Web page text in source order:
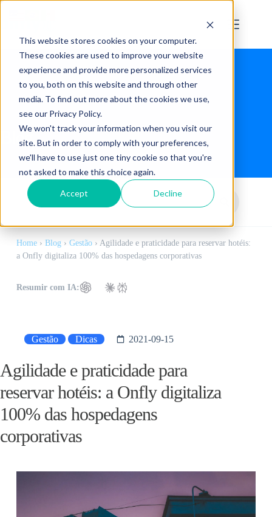
This website stores cookies on your computer.
These cookies are used to improve your website
experience and provide more personalized services
to you, both on this website and through other
media. To find out more about the cookies we use,
see our Privacy Policy.
We won't track your information when you visit our
site. But in order to comply with your preferences,
we'll have to use just one tiny cookie so that you're
not asked to make this choice again.
Accept Decline
Blog
Home› Blog› Gestão› Agilidade e praticidade para reservar hotéis:
a Onfly digitaliza 100% das hospedagens corporativas
Resumir com IA:
Gestão Dicas 2021-09-15
Agilidade e praticidade para
reservar hotéis: a Onfly digitaliza
100% das hospedagens
corporativas